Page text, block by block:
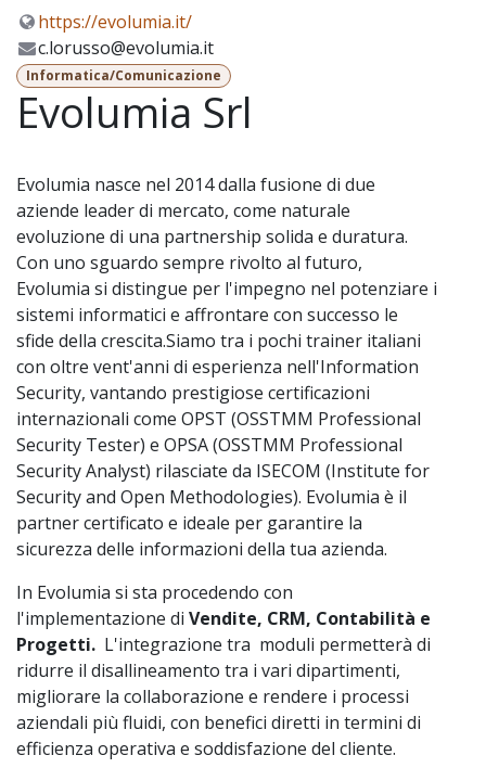
https://evolumia.it/
c.lorusso@evolumia.it
Informatica/Comunicazione
Evolumia Srl
Evolumia nasce nel 2014 dalla fusione di due
aziende leader di mercato, come naturale
evoluzione di una partnership solida e duratura.
Con uno sguardo sempre rivolto al futuro,
Evolumia si distingue per l'impegno nel potenziare i
sistemi informatici e affrontare con successo le
sfide della crescita.Siamo tra i pochi trainer italiani
con oltre vent'anni di esperienza nell'Information
Security, vantando prestigiose certificazioni
internazionali come OPST (OSSTMM Professional
Security Tester) e OPSA (OSSTMM Professional
Security Analyst) rilasciate da ISECOM (Institute for
Security and Open Methodologies). Evolumia è il
partner certificato e ideale per garantire la
sicurezza delle informazioni della tua azienda.
In Evolumia si sta procedendo con
l'implementazione di Vendite, CRM, Contabilità e
Progetti. L'integrazione tra moduli permetterà di
ridurre il disallineamento tra i vari dipartimenti,
migliorare la collaborazione e rendere i processi
aziendali più fluidi, con benefici diretti in termini di
efficienza operativa e soddisfazione del cliente.